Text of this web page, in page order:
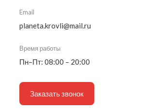
Email
planeta.krovli@mail.ru
Время работы
Пн–Пт: 08:00 – 20:00
Заказать звонок